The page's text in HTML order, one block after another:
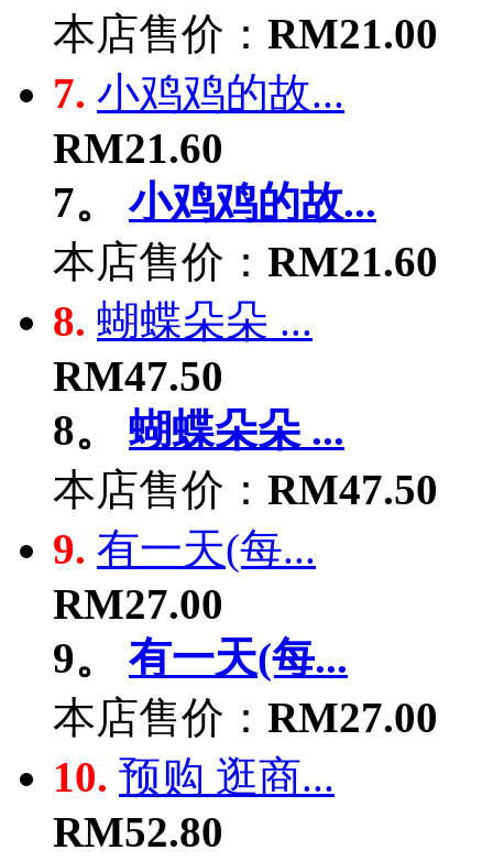
本店售价： RM21.00
7. 小鸡鸡的故...
RM21.60
7。
小鸡鸡的故...
本店售价： RM21.60
8. 蝴蝶朵朵 ...
RM47.50
8。
蝴蝶朵朵 ...
本店售价： RM47.50
9. 有一天(每...
RM27.00
9。
有一天(每...
本店售价： RM27.00
10. 预购 逛商...
RM52.80